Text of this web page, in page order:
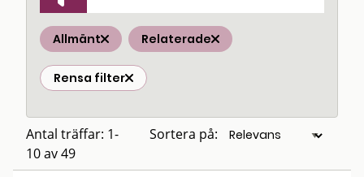
Allmänt Relaterade
Rensa filter
Antal träffar: 1-
10 av 49
Sortera på: